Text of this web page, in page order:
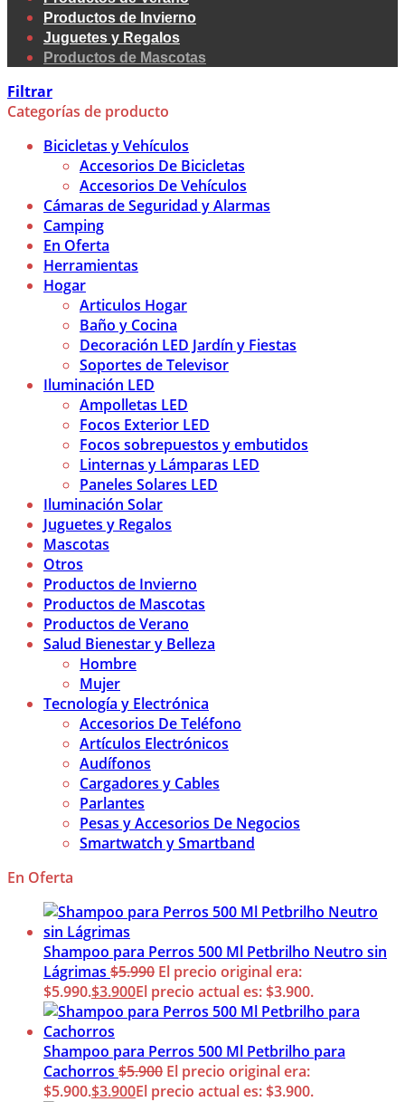
Productos de Invierno
Juguetes y Regalos
Productos de Mascotas
Filtrar
Categorías de producto
Bicicletas y Vehículos
Accesorios De Bicicletas
Accesorios De Vehículos
Cámaras de Seguridad y Alarmas
Camping
En Oferta
Herramientas
Hogar
Articulos Hogar
Baño y Cocina
Decoración LED Jardín y Fiestas
Soportes de Televisor
Iluminación LED
Ampolletas LED
Focos Exterior LED
Focos sobrepuestos y embutidos
Linternas y Lámparas LED
Paneles Solares LED
Iluminación Solar
Juguetes y Regalos
Mascotas
Otros
Productos de Invierno
Productos de Mascotas
Productos de Verano
Salud Bienestar y Belleza
Hombre
Mujer
Tecnología y Electrónica
Accesorios De Teléfono
Artículos Electrónicos
Audífonos
Cargadores y Cables
Parlantes
Pesas y Accesorios De Negocios
Smartwatch y Smartband
En Oferta
Shampoo para Perros 500 Ml Petbrilho Neutro sin
Lágrimas $5.990 El precio original era:
$5.990.$3.900El precio actual es: $3.900.
Shampoo para Perros 500 Ml Petbrilho para
Cachorros $5.900 El precio original era:
$5.900.$3.900El precio actual es: $3.900.